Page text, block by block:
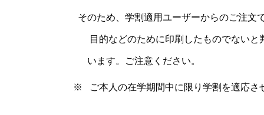
そのため、学割適用ユーザーからのご注文
目的などのために印刷したものでない
います。ご注意ください。
ご本人の在学期間中に限り学割を適応さ